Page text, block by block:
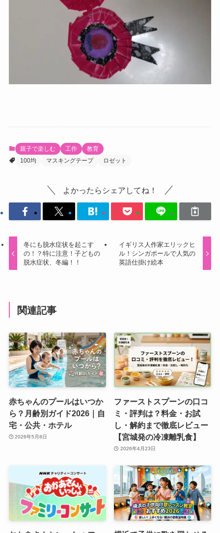
親子で楽しむ 工作
教育
100均
マスキングテープ ロゼット
よかったらシェアしてね！
冬にも脱水症状を起こす
の！？特に注意！子どもの
脱水症状、冬編！！
イギリス人作家エリックヒ
ル！シンガポールで人気の
英語仕掛け絵本
関連記事
赤ちゃんのプールはいつか
ら？月齢別ガイド2026｜自
宅・公共・ホテル
2026年5月8日
ファーストスプーンの口コ
ミ・評判は？料金・お試
し・解約まで徹底レビュー
【宮城発の冷凍離乳食】
2026年4月23日